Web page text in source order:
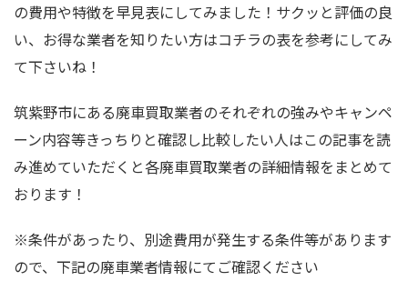
の費用や特徴を早見表にしてみました！サクッと評価の良
い、お得な業者を知りたい方はコチラの表を参考にしてみ
て下さいね！
筑紫野市にある廃車買取業者のそれぞれの強みやキャンペ
ーン内容等きっちりと確認し比較したい人はこの記事を読
み進めていただくと各廃車買取業者の詳細情報をまとめて
おります！
※条件があったり、別途費用が発生する条件等があります
ので、下記の廃車業者情報にてご確認ください